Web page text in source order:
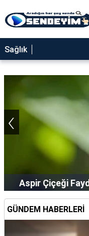
SAĞLIK
NEDİR
YEMEK
TARİFLERİ
RÜYA
TABİRLERİ
YERLER
Sağlık
Mide
‹
GÜNDEM HABERLERİ